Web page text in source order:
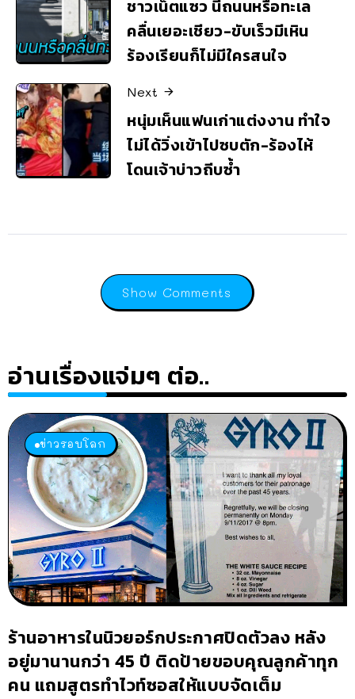
ชาวเน็ตแซว นี่ถนนหรือทะเล
คลื่นเยอะเชียว-ขับเร็วมีเหิน
ร้องเรียนก็ไม่มีใครสนใจ
Next
หนุ่มเห็นแฟนเก่าแต่งงาน ทำใจ
ไม่ได้วิ่งเข้าไปซบตัก-ร้องไห้
โดนเจ้าบ่าวถีบซ้ำ
Show Comments
อ่านเรื่องแจ่มๆ ต่อ..
ข่าวรอบโลก
ร้านอาหารในนิวยอร์กประกาศปิดตัวลง หลัง
อยู่มานานกว่า 45 ปี ติดป้ายขอบคุณลูกค้าทุก
คน แถมสูตรทำไวท์ซอสให้แบบจัดเต็ม